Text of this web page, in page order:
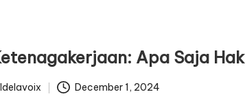
Apa Saja
December 1, 2024